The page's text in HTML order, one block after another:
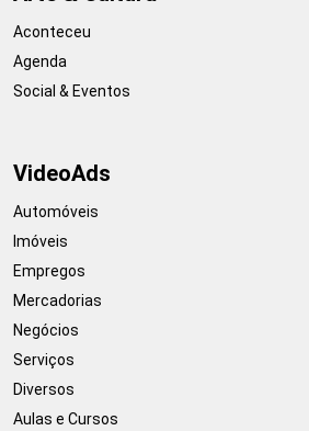
Aconteceu
Agenda
Social & Eventos
VideoAds
Automóveis
Imóveis
Empregos
Mercadorias
Negócios
Serviços
Diversos
Aulas e Cursos